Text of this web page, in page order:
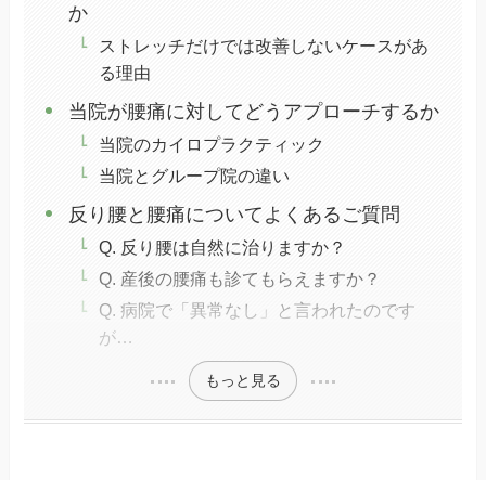
か
ストレッチだけでは改善しないケースがあ
る理由
当院が腰痛に対してどうアプローチするか
当院のカイロプラクティック
当院とグループ院の違い
反り腰と腰痛についてよくあるご質問
Q. 反り腰は自然に治りますか？
Q. 産後の腰痛も診てもらえますか？
Q. 病院で「異常なし」と言われたのです
が…
もっと見る